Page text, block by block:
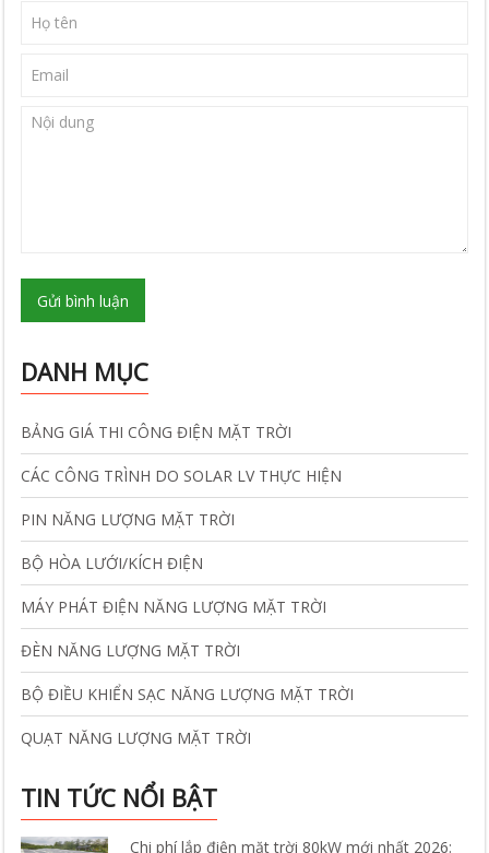
Gửi bình luận
DANH MỤC
BẢNG GIÁ THI CÔNG ĐIỆN MẶT TRỜI
CÁC CÔNG TRÌNH DO SOLAR LV THỰC HIỆN
PIN NĂNG LƯỢNG MẶT TRỜI
BỘ HÒA LƯỚI/KÍCH ĐIỆN
MÁY PHÁT ĐIỆN NĂNG LƯỢNG MẶT TRỜI
ĐÈN NĂNG LƯỢNG MẶT TRỜI
BỘ ĐIỀU KHIỂN SẠC NĂNG LƯỢNG MẶT TRỜI
QUẠT NĂNG LƯỢNG MẶT TRỜI
TIN TỨC NỔI BẬT
Chi phí lắp điện mặt trời 80kW mới nhất 2026: